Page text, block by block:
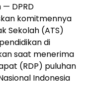
— DPRD
komitmennya
Sekolah (ATS)
di
saat menerima
(RDP) puluhan
Indonesia